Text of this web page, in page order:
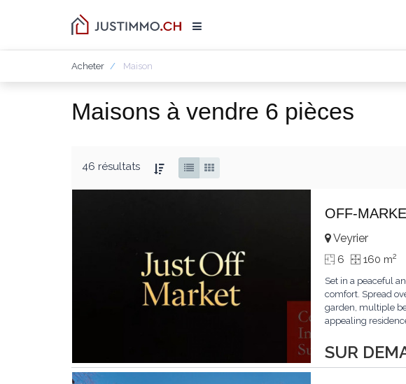
Acheter Maison
Maisons à vendre 6 pièces
46 résultats
OFF-
SUR
Veyrier
6 160 m2
Set in a peaceful
comfort. Spread
garden, multiple
appealing